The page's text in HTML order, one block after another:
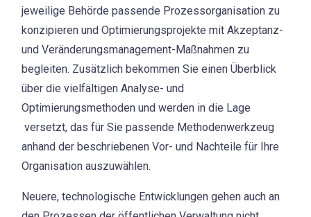
jeweilige Behörde passende Prozessorganisation zu
konzipieren und Optimierungsprojekte mit Akzeptanz-
und Veränderungsmanagement-Maßnahmen zu
begleiten. Zusätzlich bekommen Sie einen Überblick
über die vielfältigen Analyse- und
Optimierungsmethoden und werden in die Lage
versetzt, das für Sie passende Methodenwerkzeug
anhand der beschriebenen Vor- und Nachteile für Ihre
Organisation auszuwählen.
Neuere, technologische Entwicklungen gehen auch an